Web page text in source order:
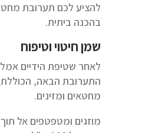
להציע לכם תערובת
בהכנה ביתית.
שמן חיטוי וטיפוח
לאחר שטיפת הידיים
התערובת הבאה, הכוללת
מחטאים ומזינים.
מוזגים ומטפטפים אל